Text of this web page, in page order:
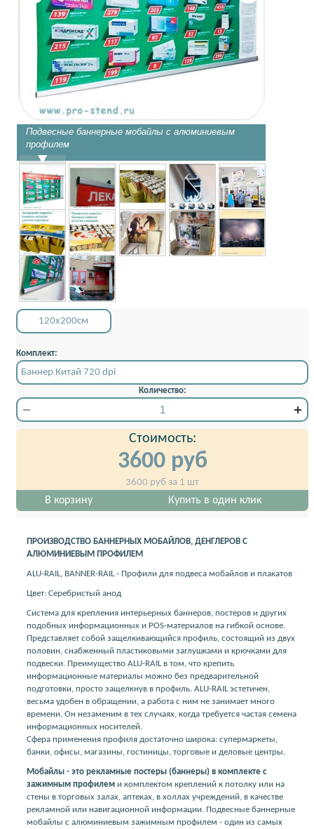
Подвесные баннерные мобайлы с алюминиевым
профилем
120x200см
Комплект:
Баннер Китай 720 dpi
Количество:
Стоимость:
3600руб
3600 руб за 1 шт
В корзину Купить в один клик
ПРОИЗВОДСТВО БАННЕРНЫХ МОБАЙЛОВ, ДЕНГЛЕРОВ С
АЛЮМИНИЕВЫМ ПРОФИЛЕМ
ALU-RAIL, BANNER-RAIL - Профили для подвеса мобайлов и плакатов
Цвет: Серебристый анод
Система для крепления интерьерных баннеров, постеров и других
подобных информационных и POS-материалов на гибкой основе.
Представляет собой защелкивающийся профиль, состоящий из двух
половин, снабженный пластиковыми заглушками и крючками для
подвески. Преимущество ALU-RAIL в том, что крепить
информационные материалы можно без предварительной
подготовки, просто защелкнув в профиль. ALU-RAIL эстетичен,
весьма удобен в обращении, а работа с ним не занимает много
времени. Он незаменим в тех случаях, когда требуется частая семена
информационных носителей.
Сфера применения профиля достаточно широка: супермаркеты,
банки, офисы, магазины, гостиницы, торговые и деловые центры.
Мобайлы - это рекламные постеры (баннеры) в комплекте с
зажимным профилем и комплектом креплений к потолку или на
стены в торговых залах, аптеках, в холлах учреждений, в качестве
рекламной или навигационной информации. Подвесные баннерные
мобайлы с алюминиевым зажимным профилем - один из самых